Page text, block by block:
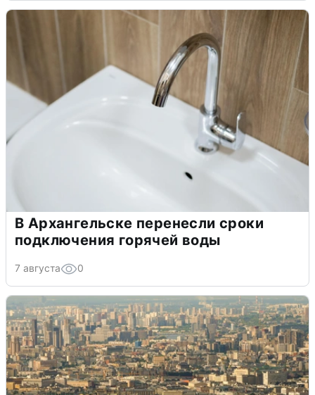
В Архангельске перенесли сроки
подключения горячей воды
7 августа 0